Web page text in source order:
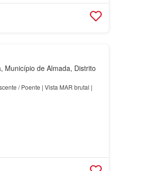
Município de Almada, Distrito
/ Poente | Vista MAR brutal |